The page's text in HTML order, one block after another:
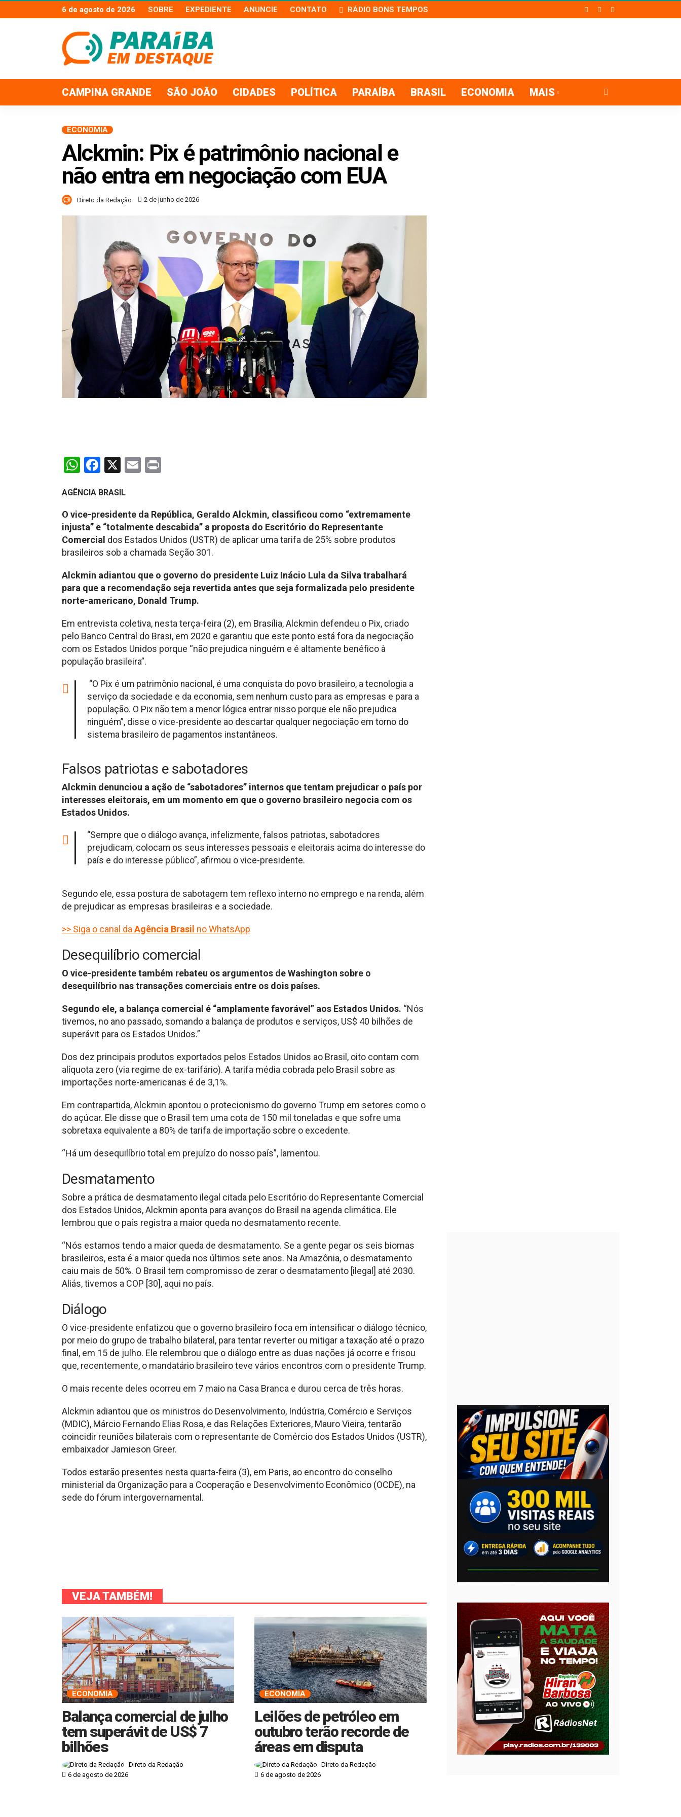
6 de agosto de 2026 SOBRE EXPEDIENTE ANUNCIE CONTATO RÁDIO BONS TEMPOS
CAMPINA GRANDE SÃO JOÃO CIDADES POLÍTICA PARAÍBA BRASIL ECONOMIA MAIS
ECONOMIA
Alckmin: Pix é patrimônio nacional e
não entra em negociação com EUA
Direto da Redação 2 de junho de 2026
WhatsApp
Facebook
X Email
AGÊNCIA BRASIL
O vice-presidente da República, Geraldo Alckmin, classificou como “extremamente
injusta” e “totalmente descabida” a proposta do Escritório do Representante
Comercial dos Estados Unidos (USTR) de aplicar uma tarifa de 25% sobre produtos
brasileiros sob a chamada Seção 301.
Alckmin adiantou que o governo do presidente Luiz Inácio Lula da Silva trabalhará
para que a recomendação seja revertida antes que seja formalizada pelo presidente
norte-americano, Donald Trump.
Em entrevista coletiva, nesta terça-feira (2), em Brasília, Alckmin defendeu o Pix, criado
pelo Banco Central do Brasi, em 2020 e garantiu que este ponto está fora da negociação
com os Estados Unidos porque “não prejudica ninguém e é altamente benéfico à
população brasileira”.
“O Pix é um patrimônio nacional, é uma conquista do povo brasileiro, a tecnologia a
serviço da sociedade e da economia, sem nenhum custo para as empresas e para a
população. O Pix não tem a menor lógica entrar nisso porque ele não prejudica
ninguém”, disse o vice-presidente ao descartar qualquer negociação em torno do
sistema brasileiro de pagamentos instantâneos.
Falsos patriotas e sabotadores
Alckmin denunciou a ação de “sabotadores” internos que tentam prejudicar o país por
interesses eleitorais, em um momento em que o governo brasileiro negocia com os
Estados Unidos.
“Sempre que o diálogo avança, infelizmente, falsos patriotas, sabotadores
prejudicam, colocam os seus interesses pessoais e eleitorais acima do interesse do
país e do interesse público”, afirmou o vice-presidente.
Segundo ele, essa postura de sabotagem tem reflexo interno no emprego e na renda, além
de prejudicar as empresas brasileiras e a sociedade.
>> Siga o canal da Agência Brasil no WhatsApp
Desequilíbrio comercial
O vice-presidente também rebateu os argumentos de Washington sobre o
desequilíbrio nas transações comerciais entre os dois países.
Segundo ele, a balança comercial é “amplamente favorável” aos Estados Unidos. “Nós
tivemos, no ano passado, somando a balança de produtos e serviços, US$ 40 bilhões de
superávit para os Estados Unidos.”
Dos dez principais produtos exportados pelos Estados Unidos ao Brasil, oito contam com
alíquota zero (via regime de ex-tarifário). A tarifa média cobrada pelo Brasil sobre as
importações norte-americanas é de 3,1%.
Em contrapartida, Alckmin apontou o protecionismo do governo Trump em setores como o
do açúcar. Ele disse que o Brasil tem uma cota de 150 mil toneladas e que sofre uma
sobretaxa equivalente a 80% de tarifa de importação sobre o excedente.
“Há um desequilíbrio total em prejuízo do nosso país”, lamentou.
Desmatamento
Sobre a prática de desmatamento ilegal citada pelo Escritório do Representante Comercial
dos Estados Unidos, Alckmin aponta para avanços do Brasil na agenda climática. Ele
lembrou que o país registra a maior queda no desmatamento recente.
“Nós estamos tendo a maior queda de desmatamento. Se a gente pegar os seis biomas
brasileiros, esta é a maior queda nos últimos sete anos. Na Amazônia, o desmatamento
caiu mais de 50%. O Brasil tem compromisso de zerar o desmatamento [ilegal] até 2030.
Aliás, tivemos a COP [30], aqui no país.
Diálogo
O vice-presidente enfatizou que o governo brasileiro foca em intensificar o diálogo técnico,
por meio do grupo de trabalho bilateral, para tentar reverter ou mitigar a taxação até o prazo
final, em 15 de julho. Ele relembrou que o diálogo entre as duas nações já ocorre e frisou
que, recentemente, o mandatário brasileiro teve vários encontros com o presidente Trump.
O mais recente deles ocorreu em 7 maio na Casa Branca e durou cerca de três horas.
Alckmin adiantou que os ministros do Desenvolvimento, Indústria, Comércio e Serviços
(MDIC), Márcio Fernando Elias Rosa, e das Relações Exteriores, Mauro Vieira, tentarão
coincidir reuniões bilaterais com o representante de Comércio dos Estados Unidos (USTR),
embaixador Jamieson Greer.
Todos estarão presentes nesta quarta-feira (3), em Paris, ao encontro do conselho
ministerial da Organização para a Cooperação e Desenvolvimento Econômico (OCDE), na
sede do fórum intergovernamental.
VEJA TAMBÉM!
ECONOMIA
Balança comercial de julho
tem superávit de US$ 7
bilhões
Direto da Redação
6 de agosto de 2026
ECONOMIA
Leilões de petróleo em
outubro terão recorde de
áreas em disputa
Direto da Redação
6 de agosto de 2026